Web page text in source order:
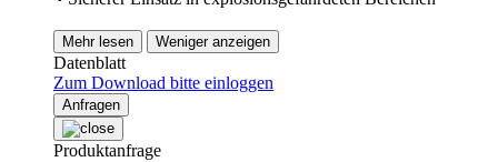
Mehr lesen Weniger anzeigen
Datenblatt
Zum Download bitte einloggen
Anfragen
Produktanfrage